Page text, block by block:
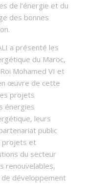
de l’énergie et du
des bonnes
a présenté les
du Maroc,
Mohamed VI et
œuvre de cette
projets
énergies
leurs
public
projets et
du secteur
renouvelables,
développement